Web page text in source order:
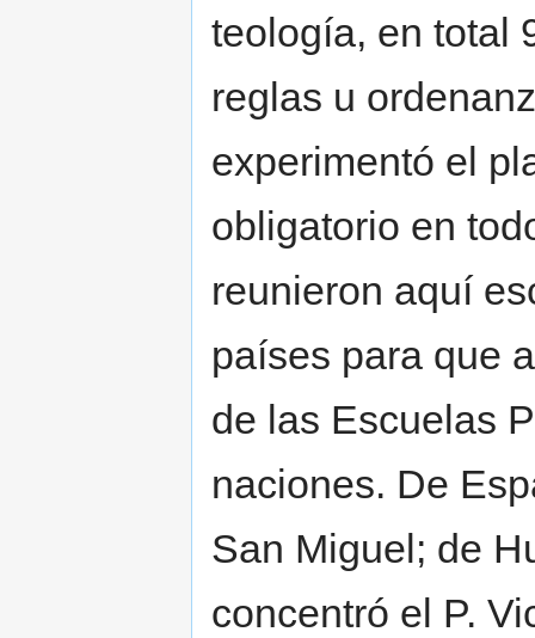
teología, en total
reglas u
experimentó el
obligatorio en
reunieron aquí
países para que
de las Escuelas
naciones. De
San Miguel; de
concentró el P.